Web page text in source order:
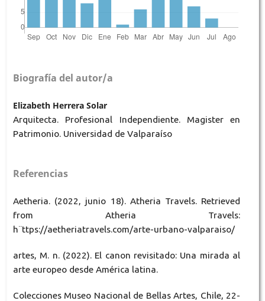
Biografía del autor/a
Elizabeth Herrera Solar
Arquitecta. Profesional Independiente. Magister en
Patrimonio. Universidad de Valparaíso
Referencias
Aetheria. (2022, junio 18). Atheria Travels. Retrieved
from Atheria Travels:
h¨ttps://aetheriatravels.com/arte-urbano-valparaiso/
artes, M. n. (2022). El canon revisitado: Una mirada al
arte europeo desde América latina.
Colecciones Museo Nacional de Bellas Artes, Chile, 22-